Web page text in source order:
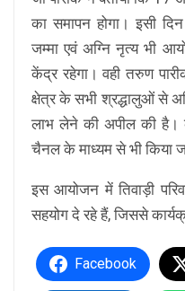
का समापन होगा। इसी
जम्मा एवं अग्नि नृत्य भी
केंद्र रहेगा। वही तरुण
क्षेत्र के सभी श्रद्धालुओं से
लाभ लेने की अपील की है।
चैनल के माध्यम से भी किया
इस आयोजन में तिवाड़ी
सहयोग दे रहे हैं, जिससे
Facebook